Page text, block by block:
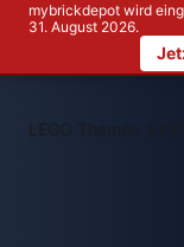
mybrickdepot wird
31. August 2026.
LEGO Themen >